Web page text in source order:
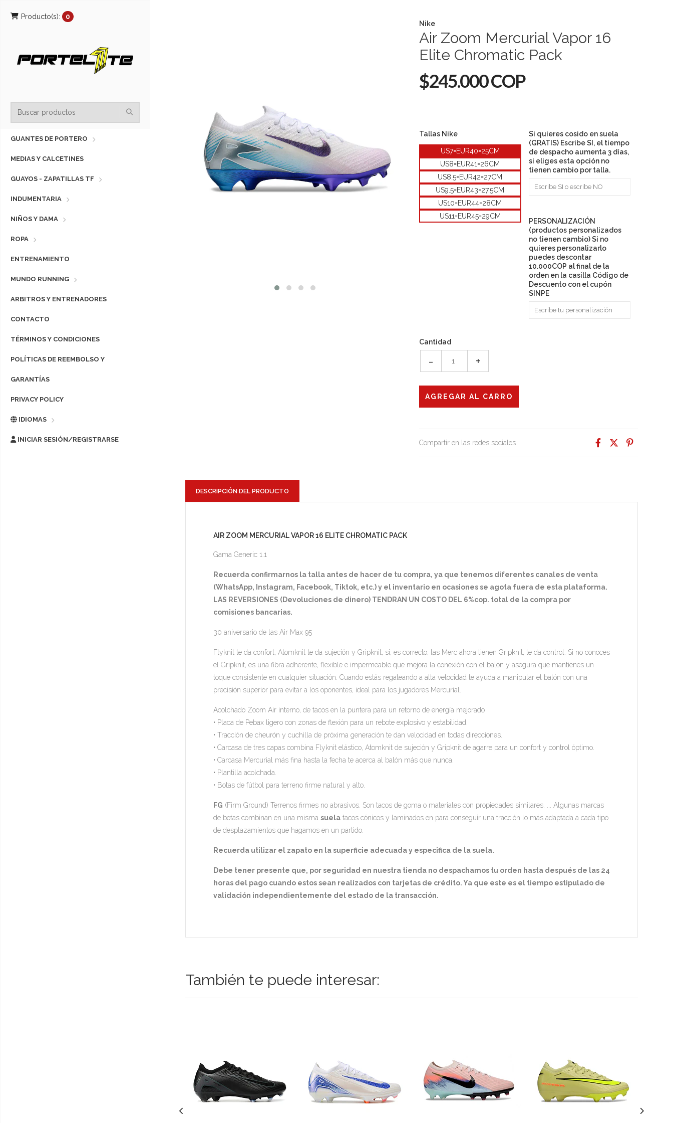
Producto(s): 0
GUANTES DE PORTERO
MEDIAS Y CALCETINES
GUAYOS - ZAPATILLAS TF
INDUMENTARIA
NIÑOS Y DAMA
ROPA
ENTRENAMIENTO
MUNDO RUNNING
ARBITROS Y ENTRENADORES
CONTACTO
TÉRMINOS Y CONDICIONES
POLÍTICAS DE REEMBOLSO Y
GARANTÍAS
PRIVACY POLICY
IDIOMAS
INICIAR SESIÓN/REGISTRARSE
Nike
Air Zoom Mercurial Vapor 16
Elite Chromatic Pack
$245.000 COP
Tallas Nike
US7=EUR40=25CM
US8=EUR41=26CM
US8.5=EUR42=27CM
US9.5=EUR43=27.5CM
US10=EUR44=28CM
US11=EUR45=29CM
Si quieres cosido en suela
(GRATIS) Escribe SI, el tiempo
de despacho aumenta 3 días,
si eliges esta opción no
tienen cambio por talla.
PERSONALIZACIÓN
(productos personalizados
no tienen cambio) Si no
quieres personalizarlo
puedes descontar
10.000COP al final de la
orden en la casilla Código de
Descuento con el cupón
SINPE
Cantidad
- +
Compartir en las redes sociales
DESCRIPCIÓN DEL PRODUCTO
AIR ZOOM MERCURIAL VAPOR 16 ELITE CHROMATIC PACK
Gama Generic 1.1
Recuerda confirmarnos la talla antes de hacer de tu compra, ya que tenemos diferentes canales de venta
(WhatsApp, Instagram, Facebook, Tiktok, etc.) y el inventario en ocasiones se agota fuera de esta plataforma.
LAS REVERSIONES (Devoluciones de dinero) TENDRAN UN COSTO DEL 6%cop. total de la compra por
comisiones bancarias.
30 aniversario de las Air Max 95
Flyknit te da confort, Atomknit te da sujeción y Gripknit, si, es correcto, las Merc ahora tienen Gripknit, te da control. Si no conoces
el Gripknit, es una fibra adherente, flexible e impermeable que mejora la conexión con el balón y asegura que mantienes un
toque consistente en cualquier situación. Cuando estás regateando a alta velocidad te ayuda a manipular el balón con una
precisión superior para evitar a los oponentes, ideal para los jugadores Mercurial.
Acolchado Zoom Air interno, de tacos en la puntera para un retorno de energía mejorado
• Placa de Pebax ligero con zonas de flexión para un rebote explosivo y estabilidad.
• Tracción de cheurón y cuchilla de próxima generación te dan velocidad en todas direcciones.
• Carcasa de tres capas combina Flyknit elástico, Atomknit de sujeción y Gripknit de agarre para un confort y control óptimo.
• Carcasa Mercurial más fina hasta la fecha te acerca al balón más que nunca.
• Plantilla acolchada.
• Botas de fútbol para terreno firme natural y alto.
FG (Firm Ground) Terrenos firmes no abrasivos. Son tacos de goma o materiales con propiedades similares. ... Algunas marcas
de botas combinan en una misma suela tacos cónicos y laminados en para conseguir una tracción lo más adaptada a cada tipo
de desplazamientos que hagamos en un partido.
Recuerda utilizar el zapato en la superficie adecuada y especifica de la suela.
Debe tener presente que, por seguridad en nuestra tienda no despachamos tu orden hasta después de las 24
horas del pago cuando estos sean realizados con tarjetas de crédito. Ya que este es el tiempo estipulado de
validación independientemente del estado de la transacción.
También te puede interesar: